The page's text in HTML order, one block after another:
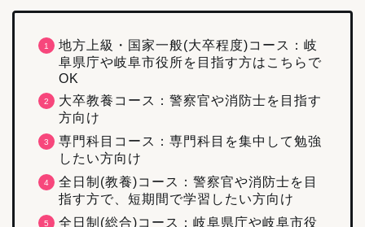
地方上級・国家一般(大卒程度)コース：岐
阜県庁や岐阜市役所を目指す方はこちらで
OK
大卒教養コース：警察官や消防士を目指す
方向け
専門科目コース：専門科目を集中して勉強
したい方向け
全日制(教養)コース：警察官や消防士を目
指す方で、短期間で学習したい方向け
全日制(総合)コース：岐阜県庁や岐阜市役